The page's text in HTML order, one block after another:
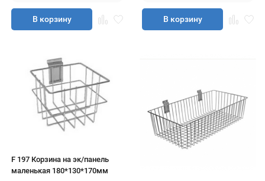
В корзину В корзину
F 197 Корзина на эк/панель
маленькая 180*130*170мм